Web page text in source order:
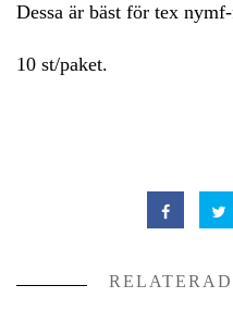
Dessa är bäst för tex
10 st/paket.